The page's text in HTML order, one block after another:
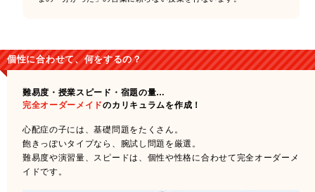
個性に合わせて、何をするの？
難易度・授業スピード・宿題の量…
完全オーダーメイドのカリキュラムを作成！
心配症の子には、基礎問題をたくさん。
飽きっぽいタイプなら、腕試し問題を厳選。
難易度や演習量、スピードは、個性や性格に合わせて完全オーダーメ
イドです。